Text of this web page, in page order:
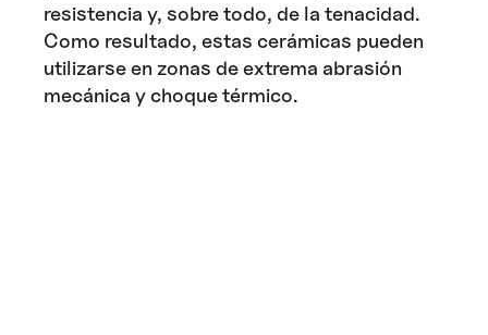
resistencia y, sobre todo, de la tenacidad.
Como resultado, estas cerámicas pueden
utilizarse en zonas de extrema abrasión
mecánica y choque térmico.